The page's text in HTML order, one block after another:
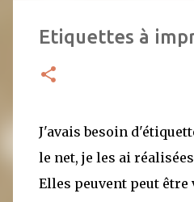
Etiquettes à
J'avais besoin
le net, je les ai
Elles peuvent peut